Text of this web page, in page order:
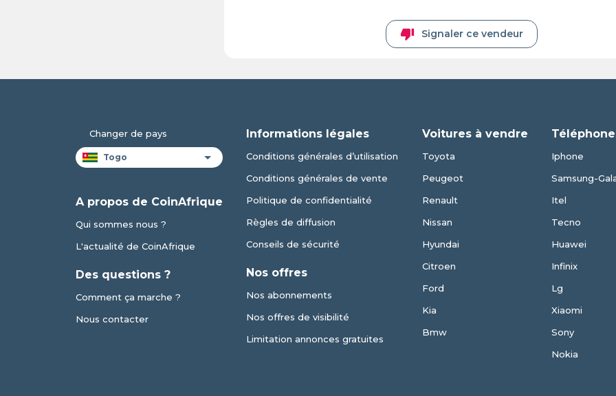
thumb_down Signaler ce vendeur
Changer de pays
A propos de CoinAfrique
Qui sommes nous ?
L'actualité de CoinAfrique
Des questions ?
Comment ça marche ?
Nous contacter
Informations légales
Conditions générales d’utilisation
Conditions générales de vente
Politique de confidentialité
Règles de diffusion
Conseils de sécurité
Nos offres
Nos abonnements
Nos offres de visibilité
Limitation annonces gratuites
Voitures à vendre
Toyota
Peugeot
Renault
Nissan
Hyundai
Citroen
Ford
Kia
Bmw
Iphone
Samsung-
Itel
Tecno
Huawei
Infinix
Lg
Xiaomi
Sony
Nokia